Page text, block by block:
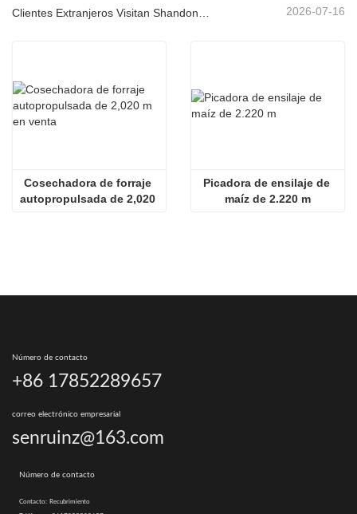
Clientes Extranjeros Visitan Shandong Senrui Equipos Agrícolas y Ganaderos para un Recorrido e Inspección. 2026-07-16
Cosechadora de forraje
autopropulsada de 2,020
Picadora de ensilaje de
maíz de 2.220 m
Número de contacto
+86 17852289657
correo electrónico empresarial
senruinz@163.com
Número de contacto
Contacto: Recubrimiento